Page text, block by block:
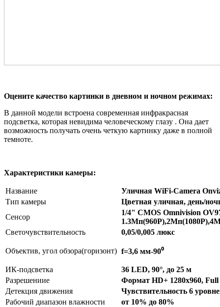
Оцените качество картинки в дневном и ночном режимах:
В данной модели встроена современная инфракрасная
подсветка, которая невидима человеческому глазу . Она дает
возможность получать очень четкую картинку даже в полной
темноте.
Характеристики камеры:
Название
Уличная WiFi-Camera
Тип камеры
Цветная уличная, день/
Сенсор
1/4" CMOS Omnivision
Светочувствительность
0,05/0,005 люкс
Объектив, угол обзора(горизонт) f=3,6 мм-90⁰
ИК-подсветка
36 LED, 90°, до 25 м
Разрешениие
Формат HD+ 1280х960,
Детекция движения
Чувствительность 6
Рабочий диапазон влажности
от 10% до 80%